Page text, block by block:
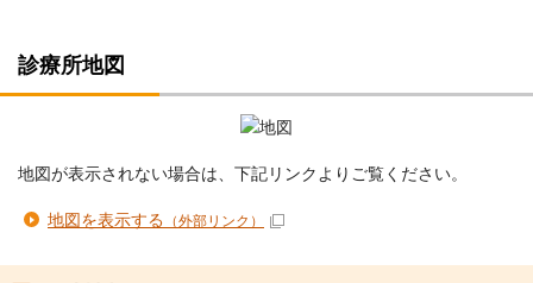
診療所地図
地図が表示されない場合は、下記リンクよりご覧ください。
地図を表示する （外部リンク）